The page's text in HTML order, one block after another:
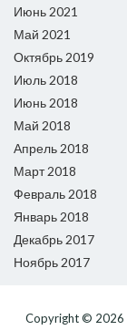
Июнь 2021
Май 2021
Октябрь 2019
Июль 2018
Июнь 2018
Май 2018
Апрель 2018
Март 2018
Февраль 2018
Январь 2018
Декабрь 2017
Ноябрь 2017
Copyright © 2026